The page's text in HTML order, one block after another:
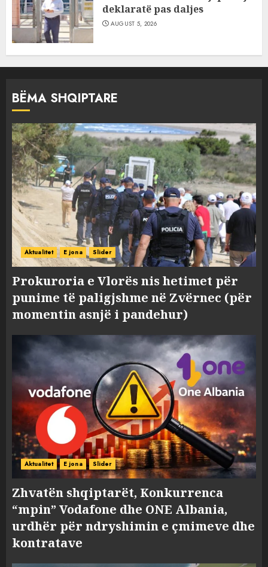
deklaratë pas daljes
AUGUST 5, 2026
BËMA SHQIPTARE
Aktualitet E jona Slider
Prokuroria e Vlorës nis hetimet për
punime të paligjshme në Zvërnec (për
momentin asnjë i pandehur)
Aktualitet E jona Slider
Zhvatën shqiptarët, Konkurrenca
“mpin” Vodafone dhe ONE Albania,
urdhër për ndryshimin e çmimeve dhe
kontratave